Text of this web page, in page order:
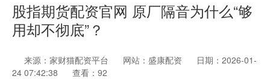
股指期货配资官网 原厂隔音为什么“够
用却不彻底”？
来源：家财猫配资平台 网站：盛康配资
日期：2026-01-
24 07:42:38
查看：92